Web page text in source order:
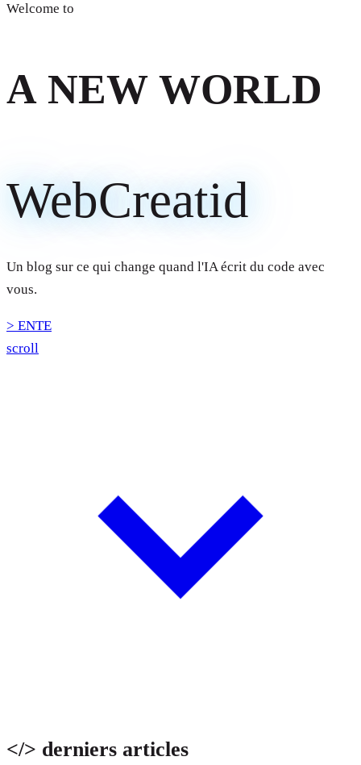
Welcome to
A NEW WORLD
WebCreatid
Un blog sur ce qui change quand l'IA écrit du code avec
vous.
> _
scroll
</> derniers articles